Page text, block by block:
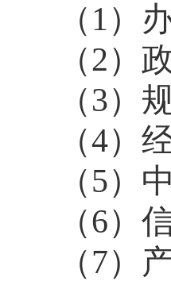
（1）
（2）
（3）
（4）
（5）
（6）
（7）